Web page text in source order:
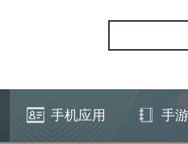
手机应用 手